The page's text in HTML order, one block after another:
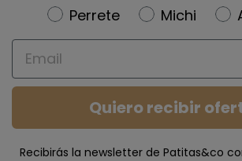
Newsletter
Perrete Michi
Email
Quiero recibir
Recibirás la newsletter de Patitas&co